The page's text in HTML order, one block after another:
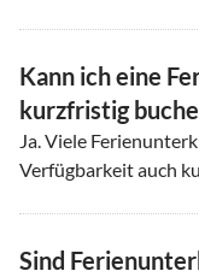
Kann ich eine
kurzfristig
Ja. Viele
Verfügbarkeit auch
Sind